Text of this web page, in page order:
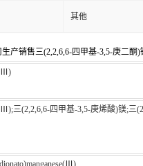
其他
产销售三(2,2,6,6-四甲基-3,5-庚二酮)
三(2,2,6,6-四甲基-3,5-庚烯酸)镁;